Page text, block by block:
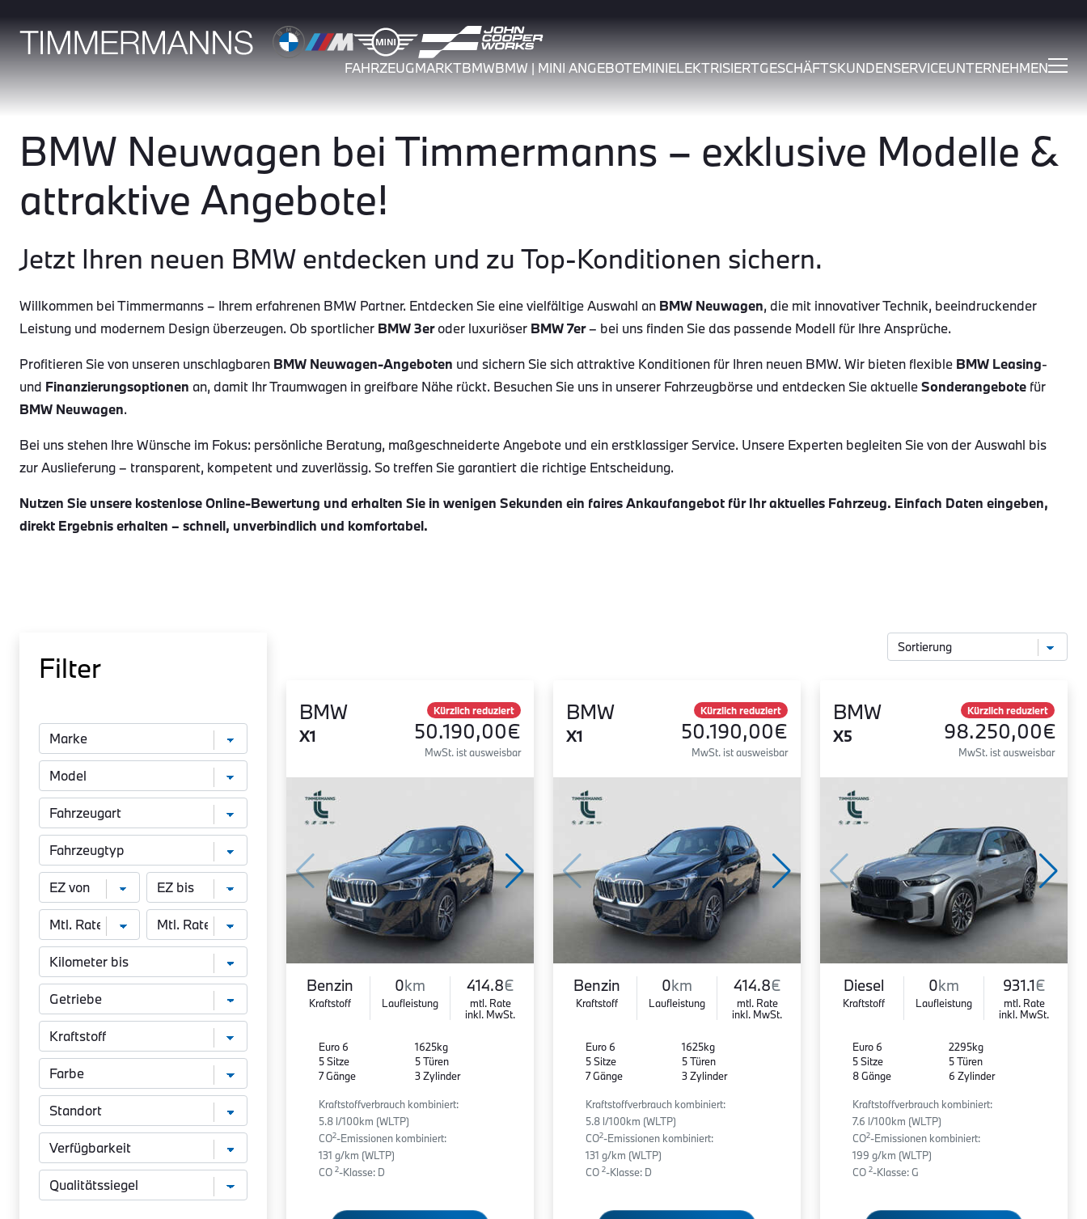
FAHRZEUGMARKTBMWBMW | MINI ANGEBOTEMINIELEKTRISIERTGESCHÄFTSKUNDENSERVICEUNTERNEHMEN
BMW Neuwagen bei Timmermanns – exklusive Modelle &
attraktive Angebote!
Jetzt Ihren neuen BMW entdecken und zu Top-Konditionen sichern.
Willkommen bei Timmermanns – Ihrem erfahrenen BMW Partner. Entdecken Sie eine vielfältige Auswahl an BMW Neuwagen, die mit innovativer Technik, beeindruckender
Leistung und modernem Design überzeugen. Ob sportlicher BMW 3eroder luxuriöser BMW 7er– bei uns finden Sie das passende Modell für Ihre Ansprüche.
Profitieren Sie von unseren unschlagbaren BMW Neuwagen-Angeboten und sichern Sie sich attraktive Konditionen für Ihren neuen BMW. Wir bieten flexible BMW Leasing-
und Finanzierungsoptionen an, damit Ihr Traumwagen in greifbare Nähe rückt. Besuchen Sie uns in unserer Fahrzeugbörse und entdecken Sie aktuelleSonderangebote für
BMW Neuwagen.
Bei uns stehen Ihre Wünsche im Fokus: persönliche Beratung, maßgeschneiderte Angebote und ein erstklassiger Service. Unsere Experten begleiten Sie von der Auswahl bis
zur Auslieferung – transparent, kompetent und zuverlässig. So treffen Sie garantiert die richtige Entscheidung.
Nutzen Sie unsere kostenlose Online-Bewertung und erhalten Sie in wenigen Sekunden ein faires Ankaufangebot für Ihr aktuelles Fahrzeug. Einfach Daten eingeben,
direkt Ergebnis erhalten – schnell, unverbindlich und komfortabel.
Filter
BMW
X1
Kürzlich reduziert
50.190,00€
MwSt. ist ausweisbar
Benzin
Kraftstoff
0km
Laufleistung
414.8€
mtl. Rate
inkl. MwSt.
Euro 6
5 Sitze
7 Gänge
1625kg
5 Türen
3 Zylinder
Kraftstoffverbrauch kombiniert:
5.8 l/100km (WLTP)
CO2-Emissionen kombiniert:
131 g/km (WLTP)
CO 2-Klasse: D
BMW
X1
Kürzlich reduziert
50.190,00€
MwSt. ist ausweisbar
Benzin
Kraftstoff
0km
Laufleistung
414.8€
mtl. Rate
inkl. MwSt.
Euro 6
5 Sitze
7 Gänge
1625kg
5 Türen
3 Zylinder
Kraftstoffverbrauch kombiniert:
5.8 l/100km (WLTP)
CO2-Emissionen kombiniert:
131 g/km (WLTP)
CO 2-Klasse: D
BMW
X5
Kürzlich reduziert
98.250,00€
MwSt. ist ausweisbar
Diesel
Kraftstoff
0km
Laufleistung
931.1€
mtl. Rate
inkl. MwSt.
Euro 6
5 Sitze
8 Gänge
2295kg
5 Türen
6 Zylinder
Kraftstoffverbrauch kombiniert:
7.6 l/100km (WLTP)
CO2-Emissionen kombiniert:
199 g/km (WLTP)
CO 2-Klasse: G